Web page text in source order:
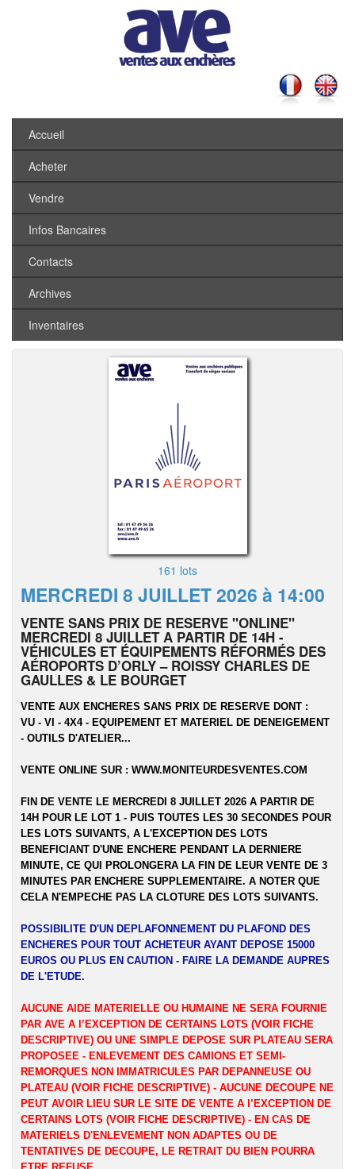
Accueil
Acheter
Vendre
Infos Bancaires
Contacts
Archives
Inventaires
161 lots
MERCREDI 8 JUILLET 2026 à 14:00
VENTE SANS PRIX DE RESERVE "ONLINE"
MERCREDI 8 JUILLET A PARTIR DE 14H -
VÉHICULES ET ÉQUIPEMENTS RÉFORMÉS DES
AÉROPORTS D’ORLY – ROISSY CHARLES DE
GAULLES & LE BOURGET
VENTE AUX ENCHERES SANS PRIX DE RESERVE DONT :
VU - VI - 4X4 - EQUIPEMENT ET MATERIEL DE DENEIGEMENT
- OUTILS D'ATELIER...
VENTE ONLINE SUR : WWW.MONITEURDESVENTES.COM
FIN DE VENTE LE MERCREDI 8 JUILLET 2026 A PARTIR DE
14H POUR LE LOT 1 - PUIS TOUTES LES 30 SECONDES POUR
LES LOTS SUIVANTS, A L'EXCEPTION DES LOTS
BENEFICIANT D'UNE ENCHERE PENDANT LA DERNIERE
MINUTE, CE QUI PROLONGERA LA FIN DE LEUR VENTE DE 3
MINUTES PAR ENCHERE SUPPLEMENTAIRE. A NOTER QUE
CELA N'EMPECHE PAS LA CLOTURE DES LOTS SUIVANTS.
POSSIBILITE D'UN DEPLAFONNEMENT DU PLAFOND DES
ENCHERES POUR TOUT ACHETEUR AYANT DEPOSE 15000
EUROS OU PLUS EN CAUTION - FAIRE LA DEMANDE AUPRES
DE L'ETUDE.
AUCUNE AIDE MATERIELLE OU HUMAINE NE SERA FOURNIE
PAR AVE A l’EXCEPTION DE CERTAINS LOTS (VOIR FICHE
DESCRIPTIVE) OU UNE SIMPLE DEPOSE SUR PLATEAU SERA
PROPOSEE - ENLEVEMENT DES CAMIONS ET SEMI-
REMORQUES NON IMMATRICULES PAR DEPANNEUSE OU
PLATEAU (VOIR FICHE DESCRIPTIVE) - AUCUNE DECOUPE NE
PEUT AVOIR LIEU SUR LE SITE DE VENTE A l’EXCEPTION DE
CERTAINS LOTS (VOIR FICHE DESCRIPTIVE) - EN CAS DE
MATERIELS D'ENLEVEMENT NON ADAPTES OU DE
TENTATIVES DE DECOUPE, LE RETRAIT DU BIEN POURRA